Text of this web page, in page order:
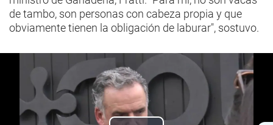
de tambo, son personas con cabeza propia y que
obviamente tienen la obligación de laburar", sostuvo.